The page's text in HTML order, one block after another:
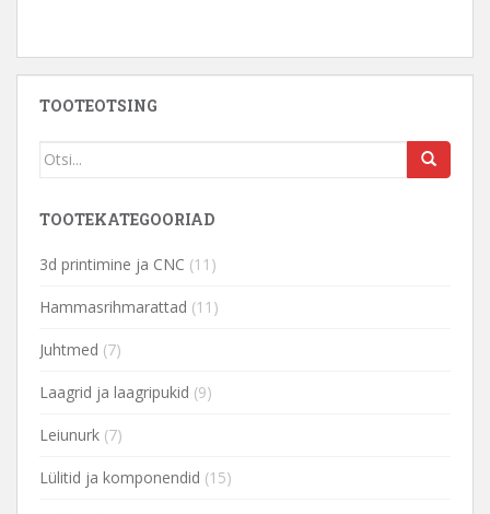
TOOTEOTSING
TOOTEKATEGOORIAD
3d printimine ja CNC (11)
Hammasrihmarattad (11)
Juhtmed (7)
Laagrid ja laagripukid (9)
Leiunurk (7)
Lülitid ja komponendid (15)